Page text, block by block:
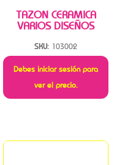
TAZON CERAMICA
VARIOS DISEÑOS
SKU: 103002
Debes iniciar sesión para
ver el precio.